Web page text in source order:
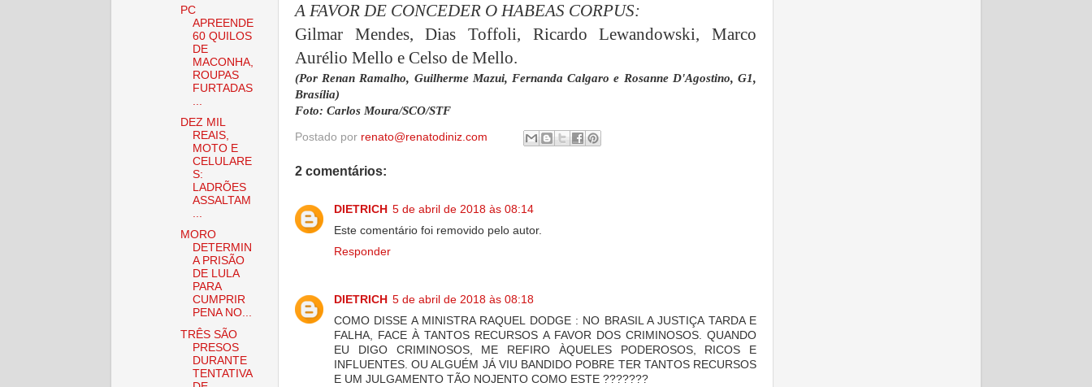
A FAVOR DE CONCEDER O HABEAS CORPUS:
Gilmar Mendes, Dias Toffoli, Ricardo Lewandowski, Marco
Aurélio Mello e Celso de Mello.
(Por Renan Ramalho, Guilherme Mazui, Fernanda Calgaro e Rosanne D'Agostino, G1,
Brasília)
Foto: Carlos Moura/SCO/STF
Postado por renato@renatodiniz.com
2 comentários:
DIETRICH 5 de abril de 2018 às 08:14
Este comentário foi removido pelo autor.
Responder
DIETRICH 5 de abril de 2018 às 08:18
COMO DISSE A MINISTRA RAQUEL DODGE : NO BRASIL A JUSTIÇA TARDA E
FALHA, FACE À TANTOS RECURSOS A FAVOR DOS CRIMINOSOS. QUANDO
EU DIGO CRIMINOSOS, ME REFIRO ÀQUELES PODEROSOS, RICOS E
INFLUENTES. OU ALGUÉM JÁ VIU BANDIDO POBRE TER TANTOS RECURSOS
E UM JULGAMENTO TÃO NOJENTO COMO ESTE ???????
PC
APREENDE
60 QUILOS
DE
MACONHA,
ROUPAS
FURTADAS
...
DEZ MIL
REAIS,
MOTO E
CELULARE
S:
LADRÕES
ASSALTAM
...
MORO
DETERMIN
A PRISÃO
DE LULA
PARA
CUMPRIR
PENA NO...
TRÊS SÃO
PRESOS
DURANTE
TENTATIVA